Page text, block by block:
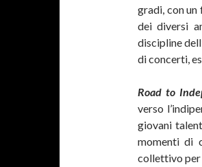
gradi, con
dei diversi
discipline
di concerti,
Road to
verso
giovani
momenti di
collettivo per